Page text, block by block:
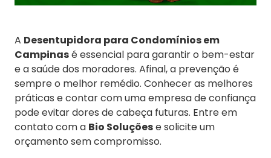
A Desentupidora para Condomínios em
Campinasé essencial para garantir o bem-estar
e a saúde dos moradores. Afinal, a prevenção é
sempre o melhor remédio. Conhecer as melhores
práticas e contar com uma empresa de confiança
pode evitar dores de cabeça futuras. Entre em
contato com a Bio Soluçõese solicite um
orçamento sem compromisso.